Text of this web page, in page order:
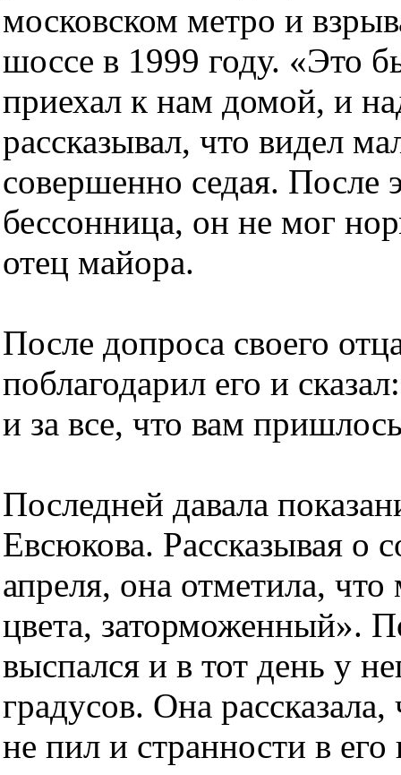
московском метро и
шоссе в 1999 году. «Это
приехал к нам домой, и
рассказывал, что видел
совершенно седая. После
бессонница, он не мог
отец майора.
После допроса своего
поблагодарил его и
и за все, что вам
Последней давала
Евсюкова. Рассказывая о
апреля, она отметила,
цвета, заторможенный».
выспался и в тот день у
градусов. Она
не пил и странности в